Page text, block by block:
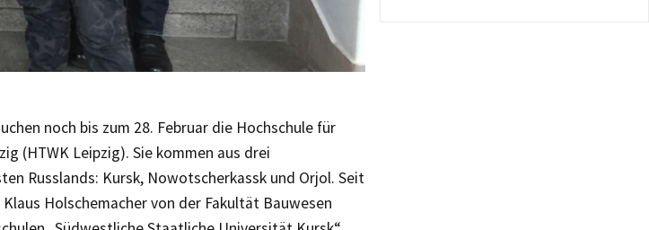
noch bis zum 28. Februar die Hochschule für
(HTWK Leipzig). Sie kommen aus drei
Russlands: Kursk, Nowotscherkassk und Orjol. Seit
Holschemacher von der Fakultät Bauwesen